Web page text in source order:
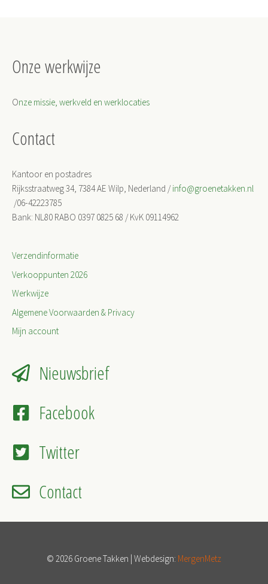
Onze werkwijze
Onze missie, werkveld en werklocaties
Contact
Kantoor en postadres
Rijksstraatweg 34, 7384 AE Wilp, Nederland /info@groenetakken.nl
/06-42223785
Bank: NL80 RABO 0397 0825 68 / KvK 09114962
Verzendinformatie
Verkooppunten 2026
Werkwijze
Algemene Voorwaarden & Privacy
Mijn account
Nieuwsbrief
Facebook
Twitter
Contact
© 2026 Groene Takken | Webdesign: MergenMetz
Item toegevoegd aan winkelwagen.